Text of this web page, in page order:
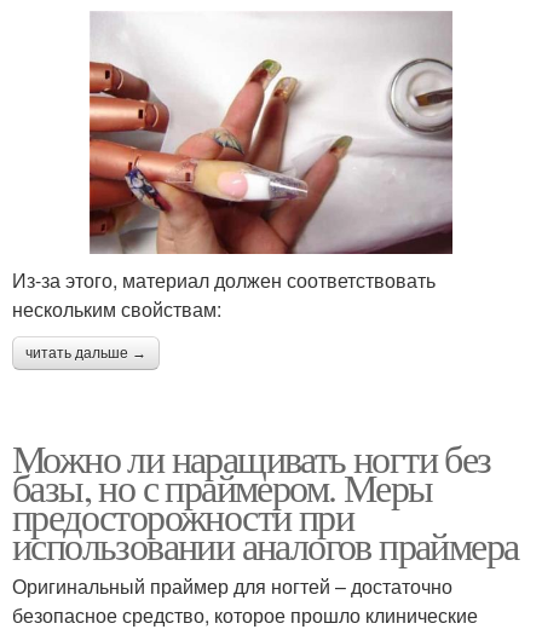
Из-за этого, материал должен соответствовать
нескольким свойствам:
читать дальше →
Можно ли наращивать ногти без
базы, но с праймером. Меры
предосторожности при
использовании аналогов праймера
Оригинальный праймер для ногтей – достаточно
безопасное средство, которое прошло клинические